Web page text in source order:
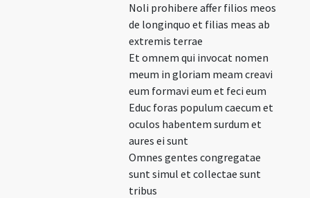
Noli prohibere affer filios meos
de longinquo et filias meas ab
extremis terrae
Et omnem qui invocat nomen
meum in gloriam meam creavi
eum formavi eum et feci eum
Educ foras populum caecum et
oculos habentem surdum et
aures ei sunt
Omnes gentes congregatae
sunt simul et collectae sunt
tribus